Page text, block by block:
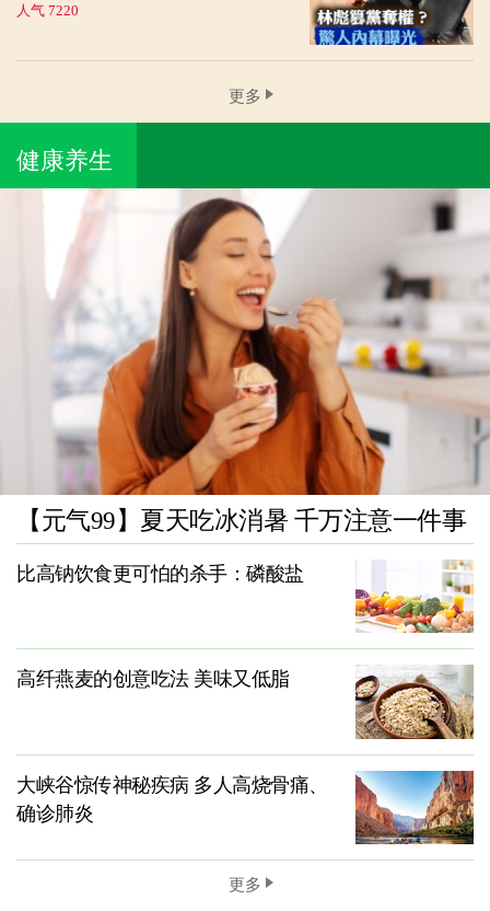
人气 7220
更多
健康养生
【元气99】夏天吃冰消暑 千万注意一件事
比高钠饮食更可怕的杀手：磷酸盐
高纤燕麦的创意吃法 美味又低脂
大峡谷惊传神秘疾病 多人高烧骨痛、
确诊肺炎
更多